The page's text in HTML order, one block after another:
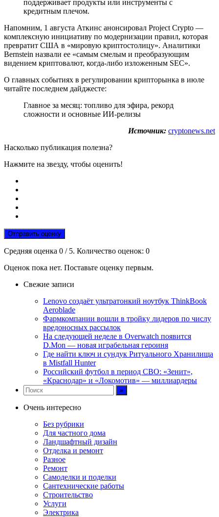
поддерживает продукты или инструменты с
кредитным плечом.
Напомним, 1 августа Аткинс анонсировал Project Crypto —
комплексную инициативу по модернизации правил, которая
превратит США в «мировую криптостолицу». Аналитики
Bernstein назвали ее «самым смелым и преобразующим
видением криптовалют, когда-либо изложенным SEC».
О главных событиях в регулировании крипторынка в июле
читайте последнем дайджесте:
Главное за месяц: топливо для эфира, рекорд
сложности и основные ИИ-релизы
Источник: cryptonews.net
Насколько публикация полезна?
Нажмите на звезду, чтобы оценить!
Отправить оценку
Средняя оценка 0 / 5. Количество оценок: 0
Оценок пока нет. Поставьте оценку первым.
Свежие записи
Lenovo создаёт ультратонкий ноутбук ThinkBook
Aeroblade
Фармкомпании вошли в тройку лидеров по числу
вредоносных рассылок
На следующей неделе в Overwatch появится
D.Mon — новая играбельная героиня
Где найти ключ и сундук Ритуального Хранилища
в Mistfall Hunter
Российский футбол в период СВО: «Зенит»,
«Краснодар» и «Локомотив» — миллиардеры
Очень интересно
Без рубрики
Для частного дома
Ландшафтный дизайн
Отделка и ремонт
Разное
Ремонт
Самоделки и поделки
Сантехнические работы
Строительство
Услуги
Электрика